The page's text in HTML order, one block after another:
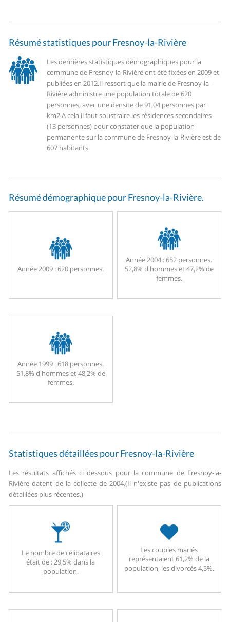
Résumé statistiques pour Fresnoy-la-Rivière
Les dernières statistiques démographiques pour la
commune de Fresnoy-la-Rivière ont été fixées en 2009 et
publiées en 2012.Il ressort que la mairie de Fresnoy-la-
Rivière administre une population totale de 620
personnes, avec une densite de 91,04 personnes par
km2.A cela il faut soustraire les résidences secondaires
(13 personnes) pour constater que la population
permanente sur la commune de Fresnoy-la-Rivière est de
607 habitants.
Résumé démographique pour Fresnoy-la-Rivière.
Année 2009 :620 personnes.
Année 2004 :652 personnes.
52,8% d'hommes et 47,2% de
femmes.
Année 1999 :618 personnes.
51,8% d'hommes et 48,2% de
femmes.
Statistiques détaillées pour Fresnoy-la-Rivière
Les résultats affichés ci dessous pour la commune de Fresnoy-la-
Rivière datent de la collecte de 2004.(Il n'existe pas de publications
détaillées plus récentes.)
Le nombre de célibataires
était de : 29,5% dans la
population.
Les couples mariés
représentaient 61,2% de la
population, les divorcés 4,5%.